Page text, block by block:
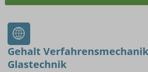
Gehalt
Glastechnik